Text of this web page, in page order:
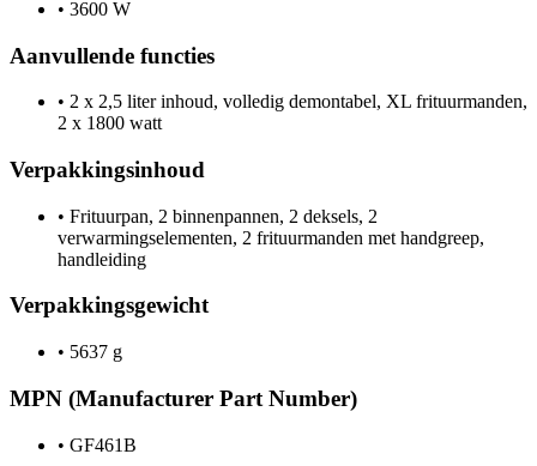
• 3600 W
Aanvullende functies
• 2 x 2,5 liter inhoud, volledig demontabel, XL frituurmanden,
2 x 1800 watt
Verpakkingsinhoud
• Frituurpan, 2 binnenpannen, 2 deksels, 2
verwarmingselementen, 2 frituurmanden met handgreep,
handleiding
Verpakkingsgewicht
• 5637 g
MPN (Manufacturer Part Number)
• GF461B